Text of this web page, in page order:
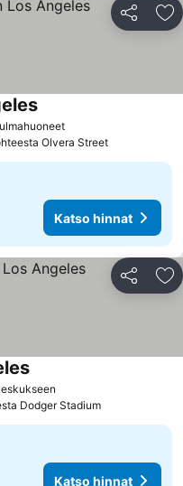
Jaa
Olvera Street
Katso hinnat
Jaa
Dodger Stadium
Katso hinnat